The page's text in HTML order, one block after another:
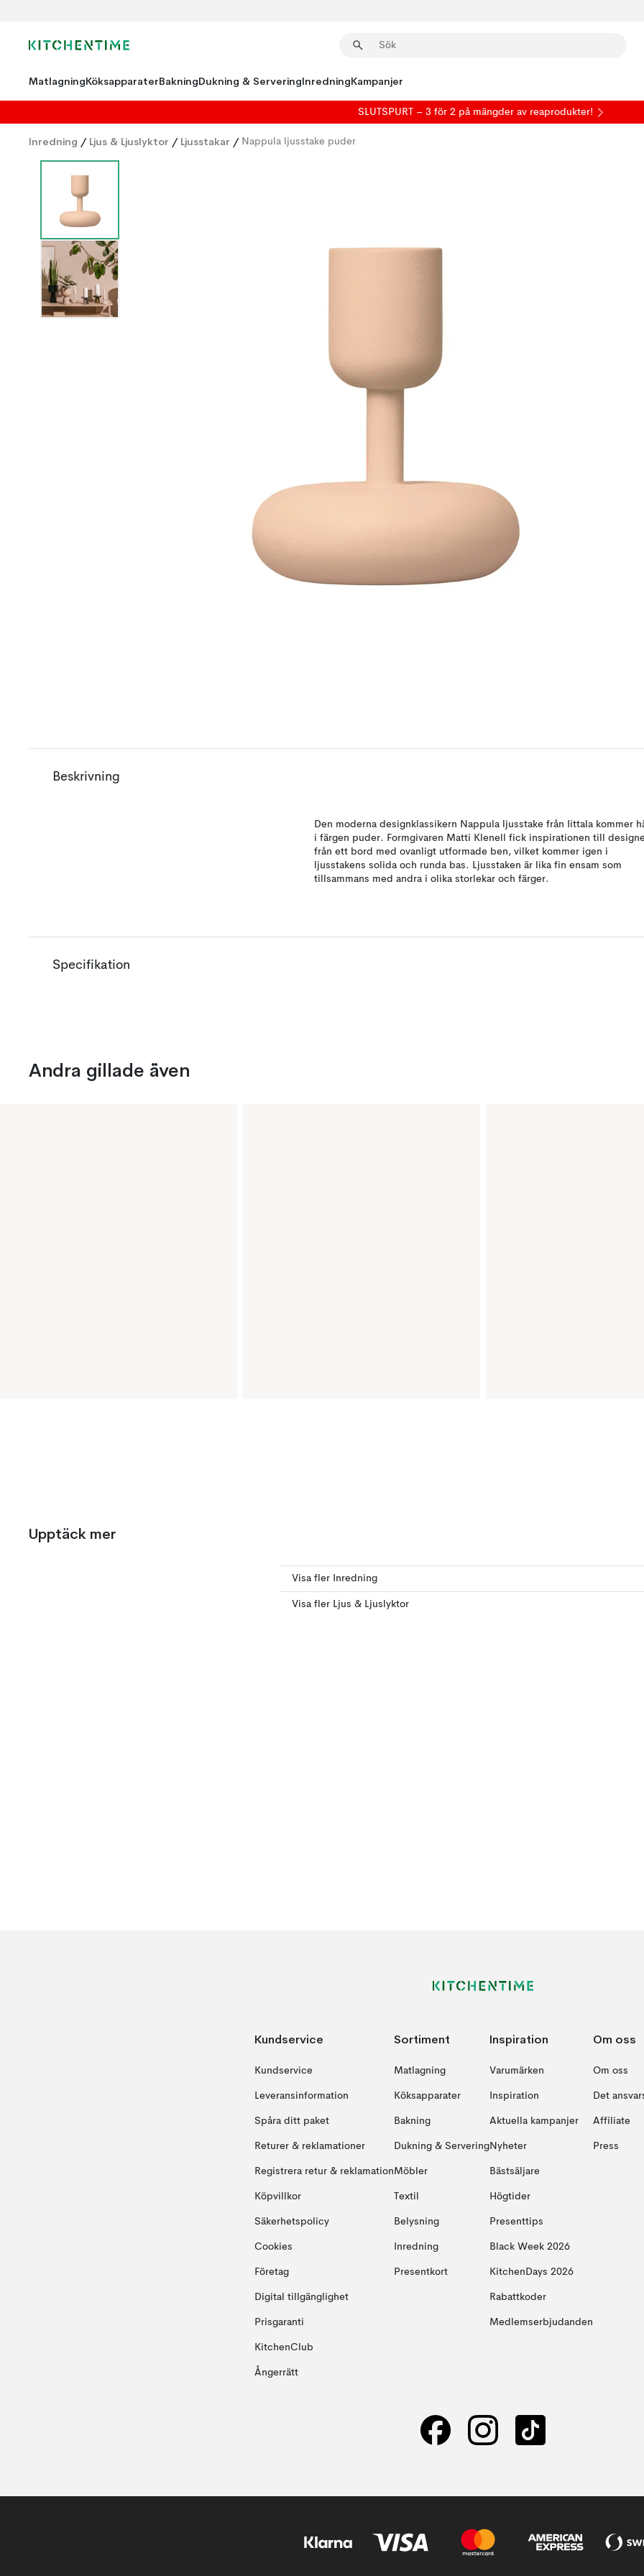
MatlagningKöksapparaterBakningDukning & ServeringInredningKampanjer
SLUTSPURT – 3 för 2 på mängder av reaprodukter!
Inredning / Ljus & Ljuslyktor / Ljusstakar / Nappula ljusstake puder
Beskrivning
Den moderna designklassikern Nappula ljusstake från Iittala kommer
i färgen puder. Formgivaren Matti Klenell fick inspirationen till
från ett bord med ovanligt utformade ben, vilket kommer igen i
ljusstakens solida och runda bas. Ljusstaken är lika fin ensam som
tillsammans med andra i olika storlekar och färger.
Specifikation
Andra gillade även
Upptäck mer
Visa fler Inredning
Visa fler Ljus & Ljuslyktor
Kundservice
Kundservice
Leveransinformation
Spåra ditt paket
Returer & reklamationer
Registrera retur & reklamation
Köpvillkor
Säkerhetspolicy
Cookies
Företag
Digital tillgänglighet
Prisgaranti
KitchenClub
Ångerrätt
Sortiment
Matlagning
Köksapparater
Bakning
Dukning & Servering
Möbler
Textil
Belysning
Inredning
Presentkort
Inspiration
Varumärken
Inspiration
Aktuella kampanjer
Nyheter
Bästsäljare
Högtider
Presenttips
Black Week 2026
KitchenDays 2026
Rabattkoder
Medlemserbjudanden
Om oss
Om oss
Det
Affiliate
Press